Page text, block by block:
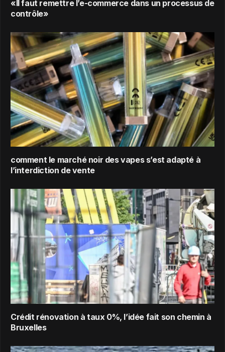
«Il faut remettre l’e-commerce dans un processus de
contrôle»
comment le marché noir des vapes s’est adapté à
l’interdiction de vente
Crédit rénovation à taux 0%, l’idée fait son chemin à
Bruxelles